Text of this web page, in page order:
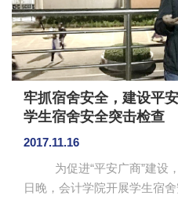
牢抓宿舍安全，建设平
学生宿舍安全突击检查
2017.11.16
为促进“平安广商”建设，
日晚，会计学院开展学生宿